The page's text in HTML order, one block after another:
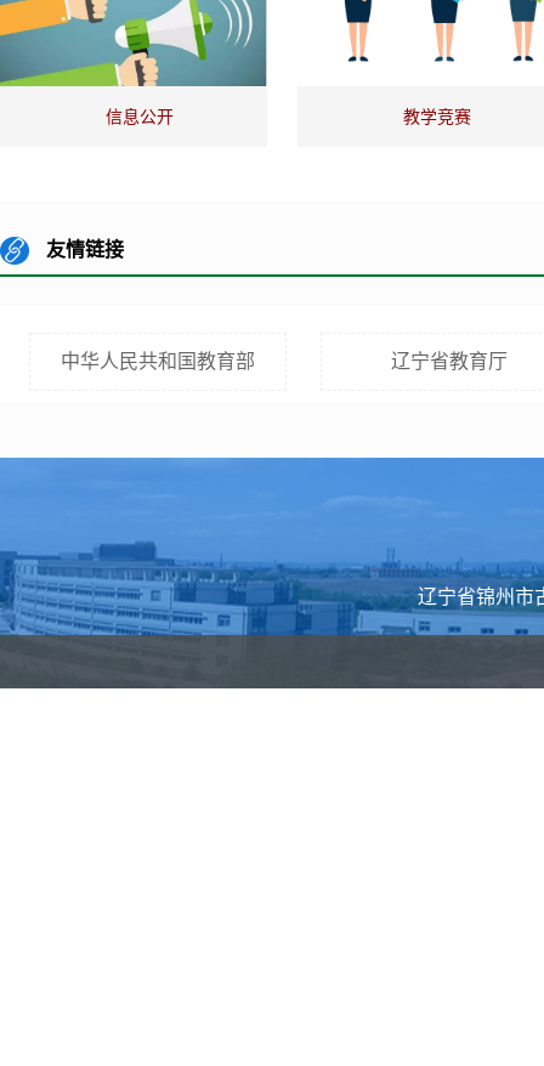
信息公开 教学竞赛
友情链接
中华人民共和国教育部 辽宁省教育厅
辽宁省锦州市